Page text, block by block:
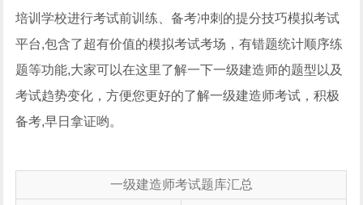
培训学校进行考试前训练、备考冲刺的提分技巧模拟考试
平台,包含了超有价值的模拟考试考场，有错题统计顺序练
题等功能,大家可以在这里了解一下一级建造师的题型以及
考试趋势变化，方便您更好的了解一级建造师考试，积极
备考,早日拿证哟。
一级建造师考试题库汇总